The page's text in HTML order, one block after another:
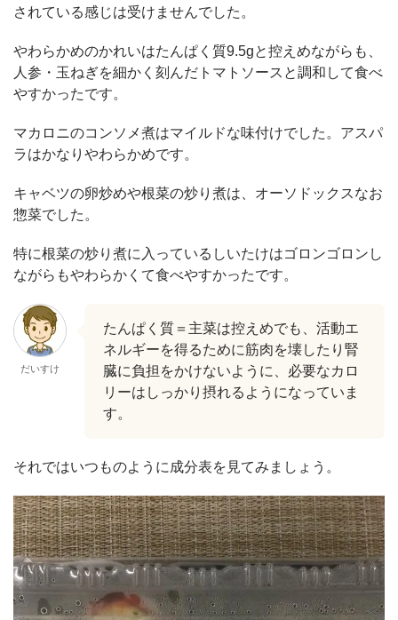
されている感じは受けませんでした。
やわらかめのかれいはたんぱく質9.5gと控えめながらも、
人参・玉ねぎを細かく刻んだトマトソースと調和して食べ
やすかったです。
マカロニのコンソメ煮はマイルドな味付けでした。アスパ
ラはかなりやわらかめです。
キャベツの卵炒めや根菜の炒り煮は、オーソドックスなお
惣菜でした。
特に根菜の炒り煮に入っているしいたけはゴロンゴロンし
ながらもやわらかくて食べやすかったです。
だいすけ
たんぱく質＝主菜は控えめでも、活動エ
ネルギーを得るために筋肉を壊したり腎
臓に負担をかけないように、必要なカロ
リーはしっかり摂れるようになっていま
す。
それではいつものように成分表を見てみましょう。